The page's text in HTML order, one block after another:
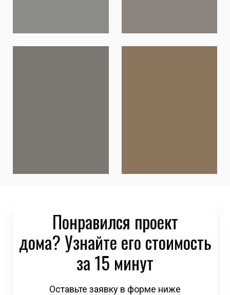
Понравился проект
дома? Узнайте его стоимость
за 15 минут
Оставьте заявку в форме ниже